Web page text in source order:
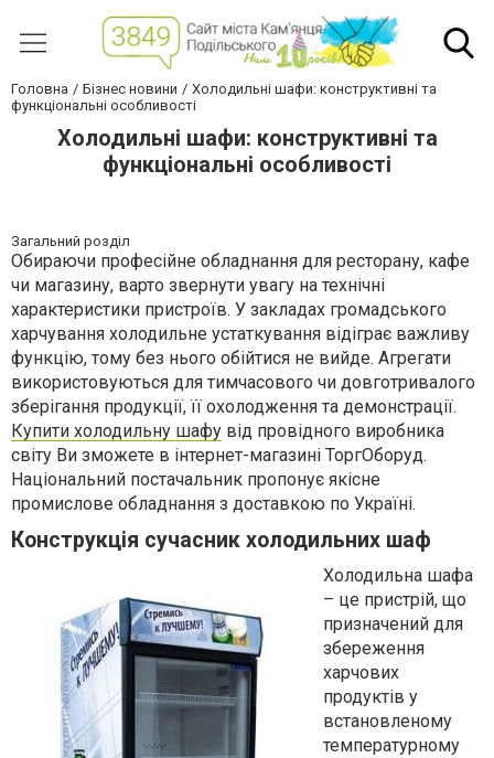
Головна Бізнес новини
Холодильні шафи: конструктивні та
функціональні особливості
Холодильні шафи: конструктивні та
функціональні особливості
Загальний розділ
Обираючи професійне обладнання для ресторану, кафе
чи магазину, варто звернути увагу на технічні
характеристики пристроїв. У закладах громадського
харчування холодильне устаткування відіграє важливу
функцію, тому без нього обійтися не вийде. Агрегати
використовуються для тимчасового чи довготривалого
зберігання продукції, її охолодження та демонстрації.
Купити холодильну шафу від провідного виробника
світу Ви зможете в інтернет-магазині ТоргОборуд.
Національний постачальник пропонує якісне
промислове обладнання з доставкою по Україні.
Конструкція сучасник холодильних шаф
Холодильна шафа
– це пристрій, що
призначений для
збереження
харчових
продуктів у
встановленому
температурному